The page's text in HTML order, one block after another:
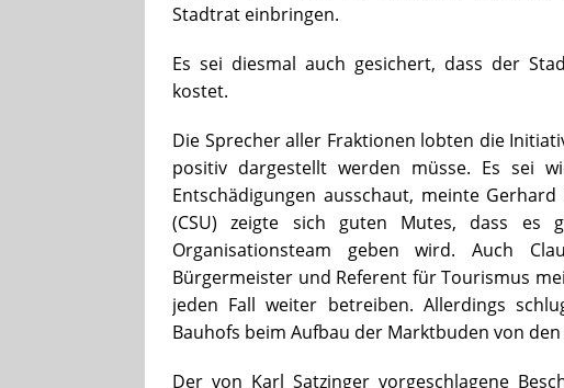
Stadtrat einbringen.
Es sei diesmal auch gesichert, dass der
kostet.
Die Sprecher aller Fraktionen lobten die
positiv dargestellt werden müsse. Es sei
Entschädigungen ausschaut, meinte
(CSU) zeigte sich guten Mutes, dass es
Organisationsteam geben wird. Auch
Bürgermeister und Referent für Tourismus
jeden Fall weiter betreiben. Allerdings
Bauhofs beim Aufbau der Marktbuden von
Der von Karl Satzinger vorgeschlagene